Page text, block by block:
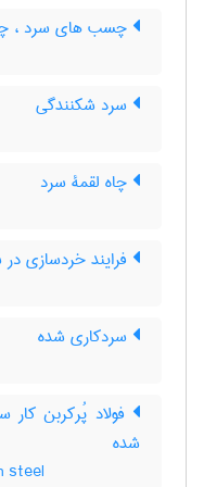
چسب های سرد ،
سرد شکنندگی
چاه لقمۀ سرد
فرایند خردسازی
سردکاری شده
فولاد پُرکربن
شده
steel